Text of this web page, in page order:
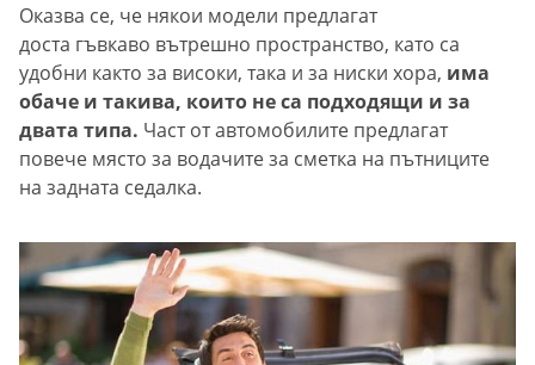
Оказва се, че някои модели предлагат
доста гъвкаво вътрешно пространство, като са
удобни както за високи, така и за ниски хора, има
обаче и такива, които не са подходящи и за
двата типа. Част от автомобилите предлагат
повече място за водачите за сметка на пътниците
на задната седалка.